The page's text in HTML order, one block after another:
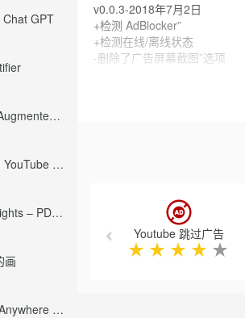
GPT
RoSeal – Augmented Roblox Experience
Eightify: AI YouTube Summary with ChatGPT
Web Highlights – PDF & Web Highlighter
画
New Bing Anywhere (Bing Chat GPT-4)
v0.0.3-2018年7月2日
+检测 AdBlocker”
+检测在线/离线状态
-删除了广告屏幕截图”选项
[！]看一下我的其他扩展
对于Chrome：https：//
对于Firefox：https：//
Youtube 跳过广告
★ ★ ★ ★ ★